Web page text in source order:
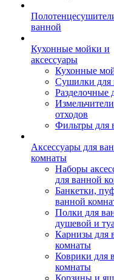
ванной
Кухонные мойки и
аксессуары
Кухонные
Сушилки для
Разделочные
Измельчители
отходов
Фильтры для
Аксессуары для
комнаты
Наборы
для ванной
Банкетки,
ванной
Полки для
душевой и
Карнизы для
комнаты
Коврики для
комнаты
Корзины и